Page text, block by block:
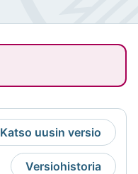
Katso uusin versio
Versiohistoria